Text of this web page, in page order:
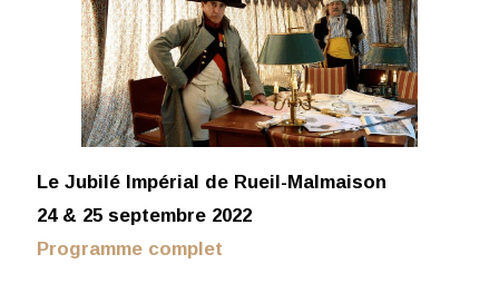
Le Jubilé Impérial de Rueil-Malmaison
24 & 25 septembre 2022
Programme complet